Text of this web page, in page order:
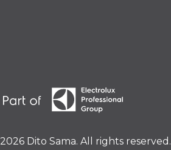
2026 Dito Sama. All rights reserved.